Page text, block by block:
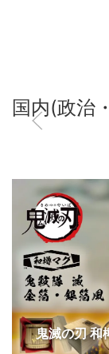
国内(政治
鬼滅の刃 和